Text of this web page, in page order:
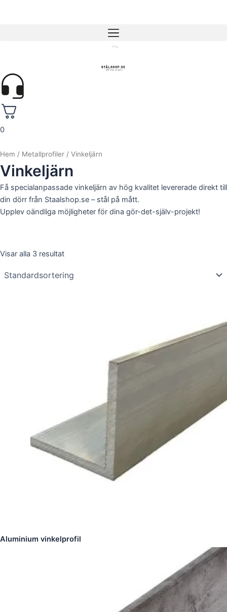
0
Hem / Metallprofiler / Vinkeljärn
Vinkeljärn
Få specialanpassade vinkeljärn av hög kvalitet levererade direkt till
din dörr från Staalshop.se – stål på mått.
Upplev oändliga möjligheter för dina gör-det-själv-projekt!
Visar alla 3 resultat
Aluminium vinkelprofil